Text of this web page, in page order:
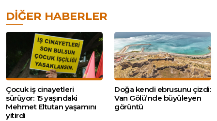
DIĞER HABERLER
Çocuk iş cinayetleri
sürüyor: 15 yaşındaki
Mehmet Eltutan yaşamını
yitirdi
Doğa kendi ebrusunu çizdi:
Van Gölü’nde büyüleyen
görüntü